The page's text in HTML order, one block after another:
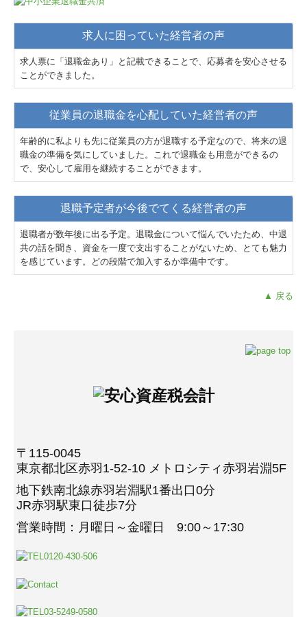
求人に困っていた経営者の声
求人票に「退職金あり」と記載できることで、応募者を安心させる
ことができました。
従業員の退職金を心配していた経営者の声
年齢的に私よりも先に従業員の方が退職する予定なので、将来の退
職金の準備を気にしていました。これで退職金も用意ができるの
で、安心して雇用を継続することができます。
退職予定者が今後でてくる経営者の声
退職者が数年後に出る予定。退職金について悩んでいたため、中退
共の話を聞き、資金を一度で支出することがないため、とても魅力
を感じています。どの段階で加入するか準備中です。
▲ 戻る
〒115-0045
東京都北区赤羽1-52-10 メトロシティ赤羽岩淵5F
地下鉄南北線赤羽岩淵駅1番出口0分
JR赤羽駅東口徒歩7分
営業時間：月曜日～金曜日 9:00～17:30